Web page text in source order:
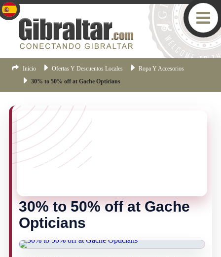
Inicio Ofertas Y Descuentos Locales
Ropa Y Accesorios
30% to 50% off at Gache Opticians
ESTA OFERTA HA FINALIZADO
Esta oferta ya no está vigente, pero hay más ofertas
30% to 50% off at Gache
Opticians